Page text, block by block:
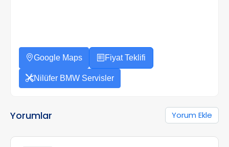
Google Maps Fiyat Teklifi
Nilüfer BMW Servisler
Yorumlar Yorum Ekle